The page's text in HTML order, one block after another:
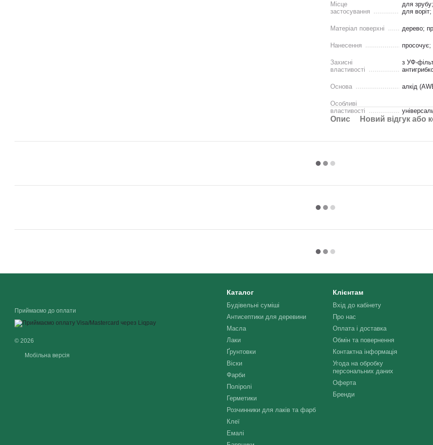
Місце
застосування
для
для
Матеріал поверхні дерево;
Нанесення просочує;
Захисні
властивості
з УФ-
Основа алкід
Особливі
властивості
Опис Новий відгук або
Приймаємо до оплати
© 2026
Мобільна версія
Каталог
Будівельні суміші
Антисептики для деревини
Масла
Лаки
Ґрунтовки
Віски
Фарби
Поліролі
Герметики
Розчинники для лаків та фарб
Клеї
Емалі
Клієнтам
Вхід до кабінету
Про нас
Оплата і доставка
Обмін та повернення
Контактна інформація
Угода на обробку
персональних даних
Оферта
Бренди